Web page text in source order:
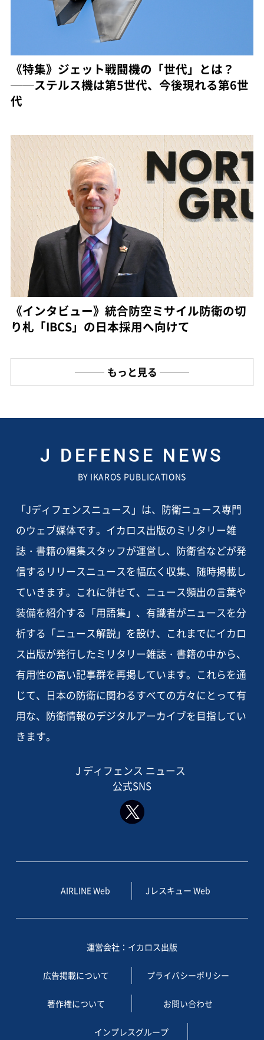
《特集》ジェット戦闘機の「世代」とは？
──ステルス機は第5世代、今後現れる第6世
代
《インタビュー》統合防空ミサイル防衛の切
り札「IBCS」の日本採用へ向けて
もっと見る
J DEFENSE NEWS
BY IKAROS PUBLICATIONS
「Jディフェンスニュース」は、防衛ニュース専門
のウェブ媒体です。イカロス出版のミリタリー雑
誌・書籍の編集スタッフが運営し、防衛省などが発
信するリリースニュースを幅広く収集、随時掲載し
ていきます。これに併せて、ニュース頻出の言葉や
装備を紹介する「用語集」、有識者がニュースを分
析する「ニュース解説」を設け、これまでにイカロ
ス出版が発行したミリタリー雑誌・書籍の中から、
有用性の高い記事群を再掲しています。これらを通
じて、日本の防衛に関わるすべての方々にとって有
用な、防衛情報のデジタルアーカイブを目指してい
きます。
J ディフェンス ニュース
公式SNS
AIRLINE Web Jレスキュー Web
運営会社：イカロス出版
広告掲載について プライバシーポリシー
著作権について お問い合わせ
インプレスグループ